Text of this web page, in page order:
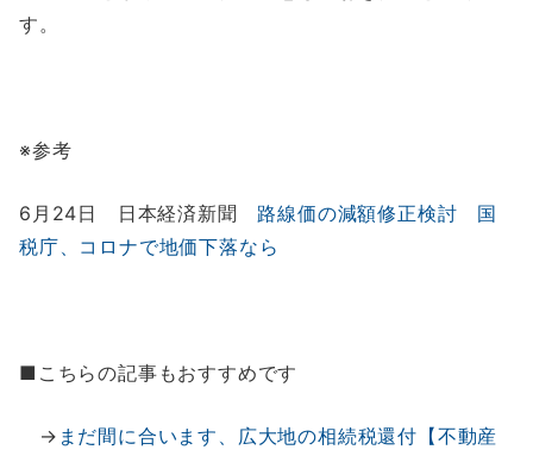
す。
※参考
6月24日 日本経済新聞 路線価の減額修正検討 国
税庁、コロナで地価下落なら
■こちらの記事もおすすめです
→ まだ間に合います、広大地の相続税還付【不動産